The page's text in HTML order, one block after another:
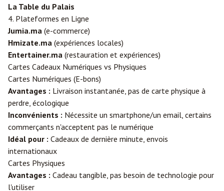
La Table du Palais
4. Plateformes en Ligne
Jumia.ma (e-commerce)
Hmizate.ma (expériences locales)
Entertainer.ma (restauration et expériences)
Cartes Cadeaux Numériques vs Physiques
Cartes Numériques (E-bons)
Avantages : Livraison instantanée, pas de carte physique à
perdre, écologique
Inconvénients : Nécessite un smartphone/un email, certains
commerçants n'acceptent pas le numérique
Idéal pour : Cadeaux de dernière minute, envois
internationaux
Cartes Physiques
Avantages : Cadeau tangible, pas besoin de technologie pour
l'utiliser